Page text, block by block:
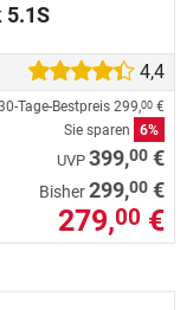
5.1S
4,4
Tage-Bestpreis 299,00 €
Sie sparen
6%
UVP 399,00 €
Bisher299,00 €
279,00 €